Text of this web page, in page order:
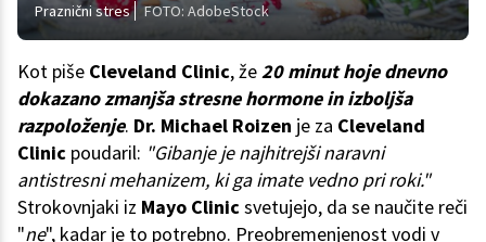
Praznični stres FOTO: AdobeStock
Kot piše Cleveland Clinic, že20 minut hoje dnevno
dokazano zmanjša stresne hormone in izboljša
razpoloženje. Dr. Michael Roizen je za Cleveland
Clinic poudaril: "Gibanje je najhitrejši naravni
antistresni mehanizem, ki ga imate vedno pri roki."
Strokovnjaki iz Mayo Clinicsvetujejo, da se naučite reči
"ne", kadar je to potrebno. Preobremenjenost vodi v